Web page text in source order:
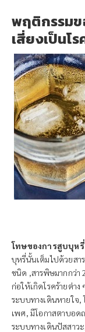
พฤติกรรม
เสี่ยงเป็นโร
โทษของการสูบบุห
บุหรี่นั้นเต็มไปด้วยสา
ชนิด ,สารพิษมากกว่า
ก่อให้เกิดโรคร้ายต่า
ระบบทางเดินหายใจ,
เพศ, มีโอกาสตาบอด
ระบบทางเดินปัสสาว